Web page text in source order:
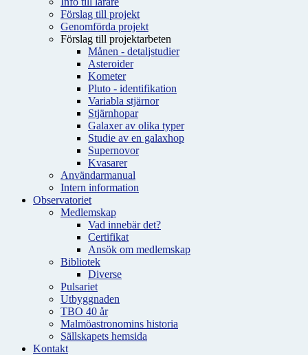
Förslag till projekt
Genomförda projekt
Förslag till projektarbeten
Månen - detaljstudier
Asteroider
Kometer
Pluto - identifikation
Variabla stjärnor
Stjärnhopar
Galaxer av olika typer
Studie av en galaxhop
Supernovor
Kvasarer
Användarmanual
Intern information
Observatoriet
Medlemskap
Vad innebär det?
Certifikat
Ansök om medlemskap
Bibliotek
Diverse
Pulsariet
Utbyggnaden
TBO 40 år
Malmöastronomins historia
Sällskapets hemsida
Kontakt